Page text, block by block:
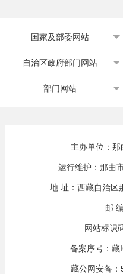
国家及部委网站
自治区政府部门网站
部门网站
主办单位：
运行维护：那曲
地 址：西藏自治区
邮
网站标识
备案序号： 藏
藏公网安备：